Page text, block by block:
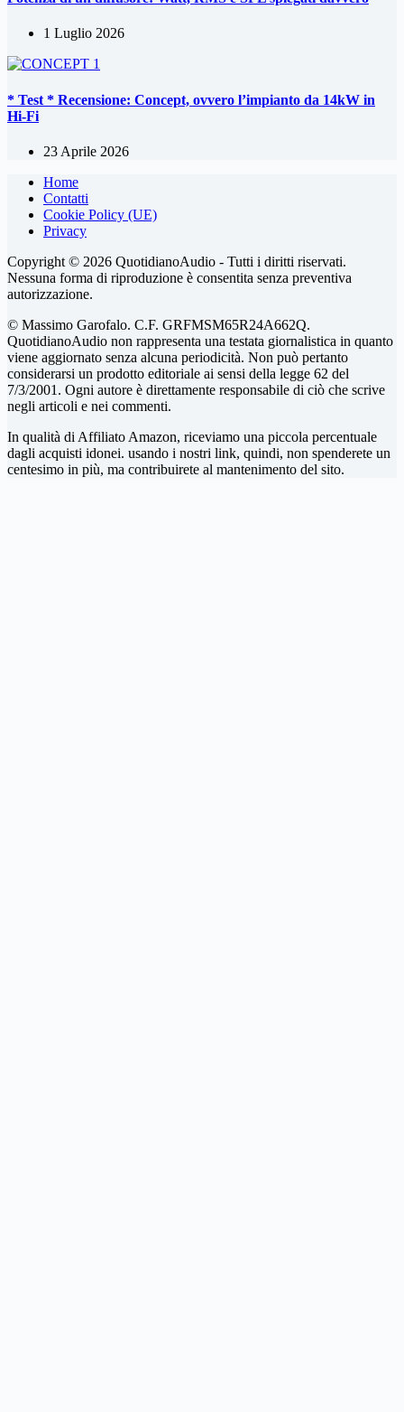
1 Luglio 2026
* Test * Recensione: Concept, ovvero l’impianto da 14kW in
Hi-Fi
23 Aprile 2026
Home
Contatti
Cookie Policy (UE)
Privacy
Copyright © 2026 QuotidianoAudio - Tutti i diritti riservati.
Nessuna forma di riproduzione è consentita senza preventiva
autorizzazione.
© Massimo Garofalo. C.F. GRFMSM65R24A662Q.
QuotidianoAudio non rappresenta una testata giornalistica in quanto
viene aggiornato senza alcuna periodicità. Non può pertanto
considerarsi un prodotto editoriale ai sensi della legge 62 del
7/3/2001. Ogni autore è direttamente responsabile di ciò che scrive
negli articoli e nei commenti.
In qualità di Affiliato Amazon, riceviamo una piccola percentuale
dagli acquisti idonei. usando i nostri link, quindi, non spenderete un
centesimo in più, ma contribuirete al mantenimento del sito.